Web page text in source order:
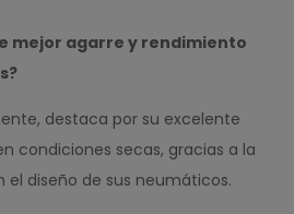
mejor agarre y rendimiento
destaca por su excelente
condiciones secas, gracias a la
diseño de sus neumáticos.